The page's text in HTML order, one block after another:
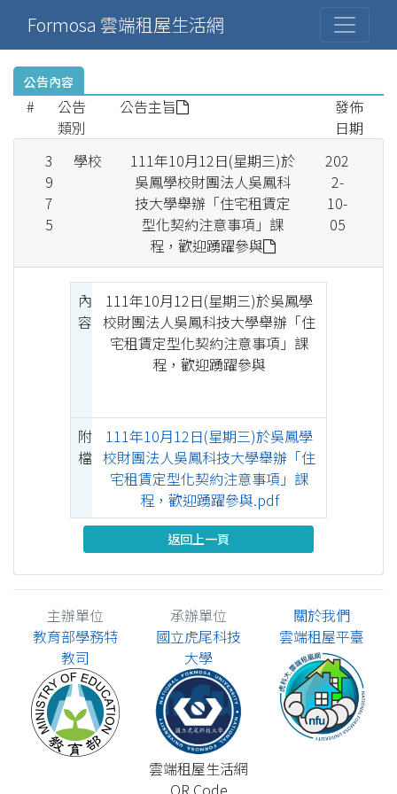
Formosa 雲端租屋生活網
公告內容
#
公告
類別
公告主旨
發佈
日期
3
9
7
5
學校
111年10月12日(星期三)於
吳鳳學校財團法人吳鳳科
技大學舉辦「住宅租賃定
型化契約注意事項」課
程，歡迎踴躍參與
202
2-
10-
05
內
容
111年10月12日(星期三)於吳鳳學
校財團法人吳鳳科技大學舉辦「住
宅租賃定型化契約注意事項」課
程，歡迎踴躍參與
附
檔
111年10月12日(星期三)於吳鳳學
校財團法人吳鳳科技大學舉辦「住
宅租賃定型化契約注意事項」課
程，歡迎踴躍參與.pdf
返回上一頁
主辦單位
教育部學務特
教司
承辦單位
國立虎尾科技
大學
關於我們
雲端租屋平臺
雲端租屋生活網
QR Code